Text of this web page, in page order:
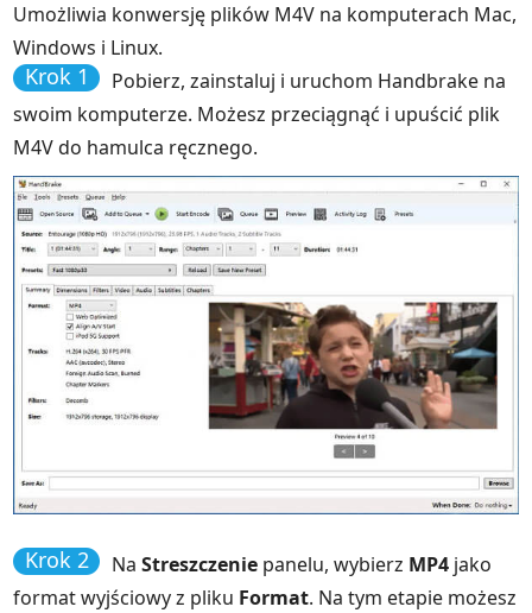
Umożliwia konwersję plików M4V na komputerach Mac,
Windows i Linux.
Krok 1
Pobierz, zainstaluj i uruchom Handbrake na
swoim komputerze. Możesz przeciągnąć i upuścić plik
M4V do hamulca ręcznego.
Krok 2 NaStreszczenie panelu, wybierz MP4 jako
format wyjściowy z pliku Format. Na tym etapie możesz